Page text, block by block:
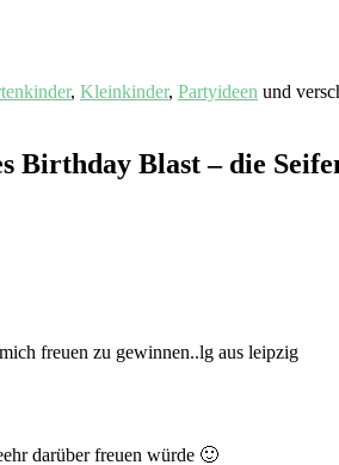
, Kleinkinder, Partyideen und
Birthday Blast – die
freuen zu gewinnen..lg aus leipzig
darüber freuen würde 🙂